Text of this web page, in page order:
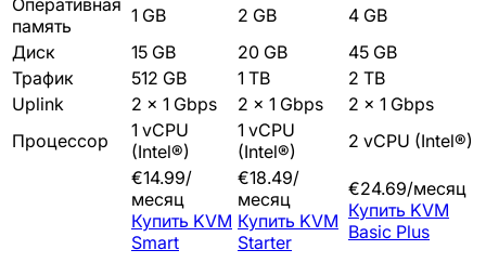
память
1 GB 2 GB
4 GB
Диск
15 GB 20 GB
45 GB
Трафик
512 GB 1 TB
2 TB
Uplink
2 x 1 Gbps 2 x 1 Gbps
2 x 1 Gbps
Процессор
1 vCPU
(Intel®)
1 vCPU
(Intel®)
2 vCPU (Intel®)
€14.99/
месяц
Купить KVM
Smart
€18.49/
месяц
Купить KVM
Starter
€24.69/месяц
Купить KVM
Basic Plus